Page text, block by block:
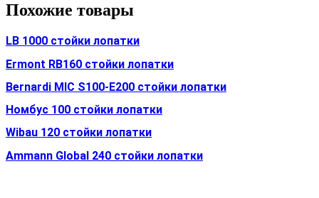
Похожие товары
LB 1000 стойки лопатки
Ermont RB160 стойки лопатки
Bernardi MIC S100-E200 стойки лопатки
Номбус 100 стойки лопатки
Wibau 120 стойки лопатки
Ammann Global 240 стойки лопатки